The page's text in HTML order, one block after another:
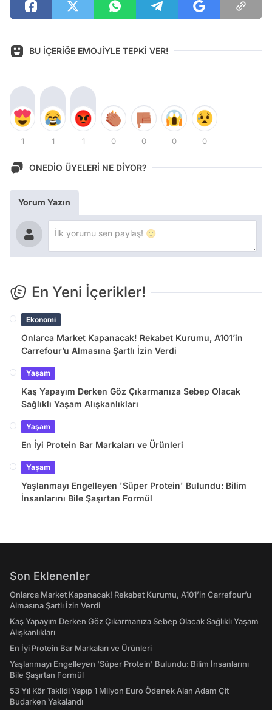
BU İÇERİĞE EMOJİYLE TEPKİ VER!
1 1 1 0 0 0 0
ONEDİO ÜYELERİ NE DİYOR?
Yorum Yazın
En Yeni İçerikler!
Ekonomi
Onlarca Market Kapanacak! Rekabet Kurumu, A101’in
Carrefour’u Almasına Şartlı İzin Verdi
Yaşam
Kaş Yapayım Derken Göz Çıkarmanıza Sebep Olacak
Sağlıklı Yaşam Alışkanlıkları
Yaşam
En İyi Protein Bar Markaları ve Ürünleri
Yaşam
Yaşlanmayı Engelleyen 'Süper Protein' Bulundu: Bilim
İnsanlarını Bile Şaşırtan Formül
Son Eklenenler
Onlarca Market Kapanacak! Rekabet Kurumu, A101’in Carrefour’u
Almasına Şartlı İzin Verdi
Kaş Yapayım Derken Göz Çıkarmanıza Sebep Olacak Sağlıklı Yaşam
Alışkanlıkları
En İyi Protein Bar Markaları ve Ürünleri
Yaşlanmayı Engelleyen 'Süper Protein' Bulundu: Bilim İnsanlarını
Bile Şaşırtan Formül
53 Yıl Kör Taklidi Yapıp 1 Milyon Euro Ödenek Alan Adam Çit
Budarken Yakalandı